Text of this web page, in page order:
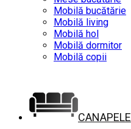
Mobilă bucătărie
Mobilă living
Mobilă hol
Mobilă dormitor
Mobilă copii
CANAPELE